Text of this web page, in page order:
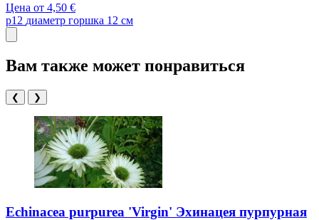
Цена от 4,50 €
p12 диаметр горшка 12 см
Вам также может понравиться
❮ ❯
Echinacea purpurea 'Virgin' Эхинацея пурпурная